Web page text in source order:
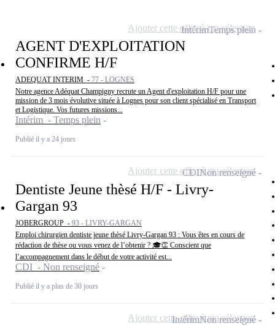
AGENT D'EXPLOITATION
CONFIRME H/F
ADEQUAT INTERIM - 77 - LOGNES
Notre agence Adéquat Champigny recrute un Agent d'exploitation H/F pour une
mission de 3 mois évolutive située à Lognes pour son client spécialisé en Transport
et Logistique. Vos futures missions...
Intérim - Temps plein
Publié il y a 24 jours
IntérimTemps plein
Ajouter cette offre à ma sélection
Dentiste Jeune thèsé H/F - Livry-
Gargan 93
JOBERGROUP - 93 - LIVRY-GARGAN
Emploi chirurgien dentiste jeune thèsé Livry-Gargan 93 : Vous êtes en cours de
rédaction de thèse ou vous venez de l’obtenir ? 🎓👏 Conscient que
l’accompagnement dans le début de votre activité est...
CDI - Non renseigné
Publié il y a plus de 30 jours
CDINon renseigné
Ajouter cette offre à ma sélection
IntérimNon renseigné
Ajouter cette offre à ma sélection